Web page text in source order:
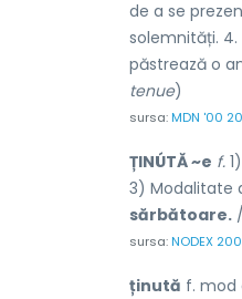
de a se
solemnități. 4.
păstrează o
tenue)
sursa:MDN '00
ȚINÚTĂ ~e f.
3) Modalitate
sărbătoare.
sursa:NODEX
ținută f. mod